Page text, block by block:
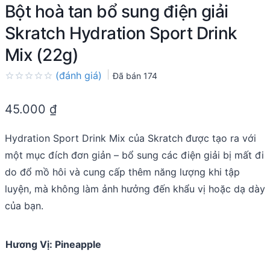
Bột hoà tan bổ sung điện giải
Skratch Hydration Sport Drink
Mix (22g)
out
(đánh giá) Đã bán 174
45.000 ₫
Hydration Sport Drink Mix của Skratch được tạo ra với
một mục đích đơn giản – bổ sung các điện giải bị mất đi
do đổ mồ hôi và cung cấp thêm năng lượng khi tập
luyện, mà không làm ảnh hưởng đến khẩu vị hoặc dạ dày
của bạn.
Hương Vị: Pineapple